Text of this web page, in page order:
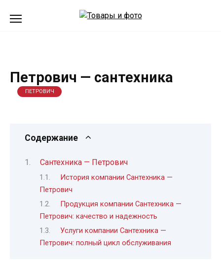
Петрович — сантехника
ПЕТРОВИЧ
Содержание
Сантехника — Петрович
История компании Сантехника —
Петрович
Продукция компании Сантехника —
Петрович: качество и надежность
Услуги компании Сантехника —
Петрович: полный цикл обслуживания